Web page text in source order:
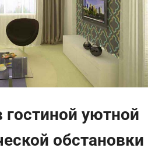
гостиной уютной
обстановки